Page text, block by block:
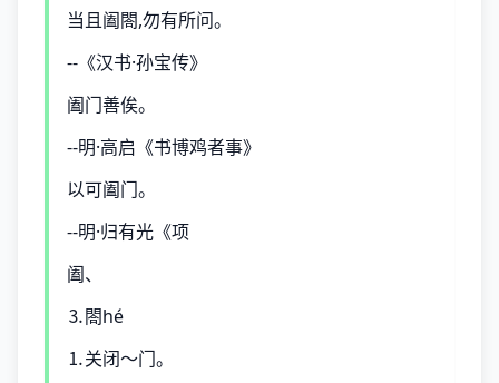
当且阖閤,勿有所问。
--《汉书·孙宝传》
阖门善俟。
--明·高启《书博鸡者事》
以可阖门。
--明·归有光《项
阖、
⒊閤hé
⒈关闭～门。